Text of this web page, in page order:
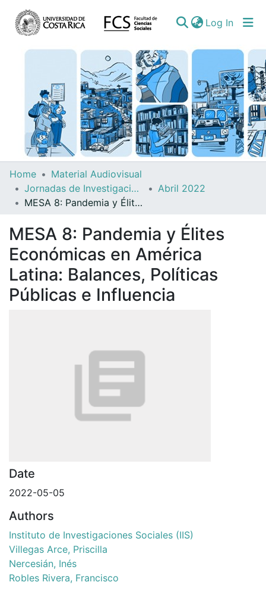
Log In
Communities
Collections
All of DSpace
Statistics
Home
Material Audiovisual
Jornadas de Investigación del IIS
Abril 2022
MESA 8: Pandemia y Élites Económicas en América Latina: Balances, Políticas Públicas e Influencia
MESA 8: Pandemia y Élites
Económicas en América
Latina: Balances, Políticas
Públicas e Influencia
Date
2022-05-05
Authors
Instituto de Investigaciones Sociales (IIS)
Villegas Arce, Priscilla
Nercesián, Inés
Robles Rivera, Francisco